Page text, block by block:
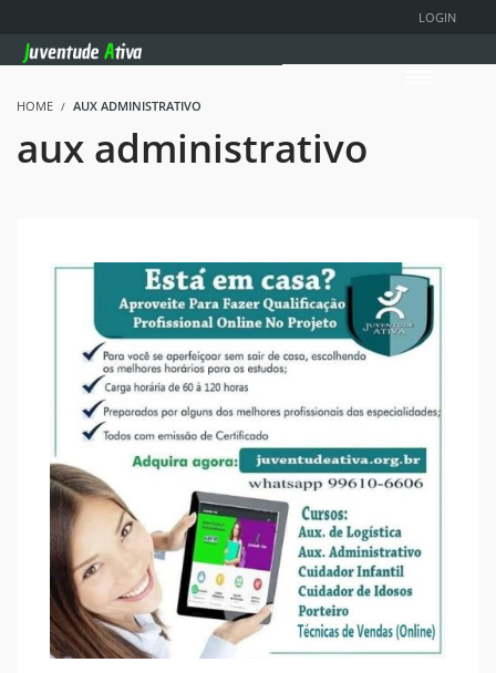
LOGIN
HOME AUX ADMINISTRATIVO
aux administrativo